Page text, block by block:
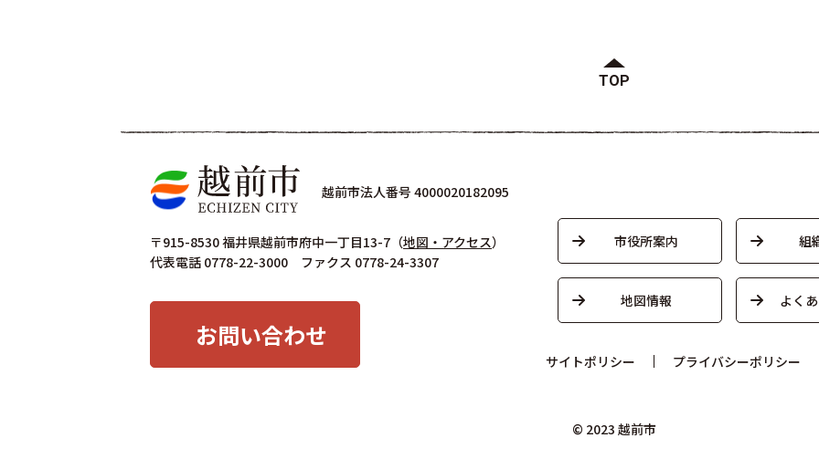
TOP
越前市法人番号 4000020182095
〒915-8530 福井県越前市府中一丁目13-7 （地図・アクセス）
代表電話 0778-22-3000 ファクス 0778-24-3307
お問い合わせ
市役所案内 組
地図情報 よく
サイトポリシー プライバシーポリシー
© 2023 越前市